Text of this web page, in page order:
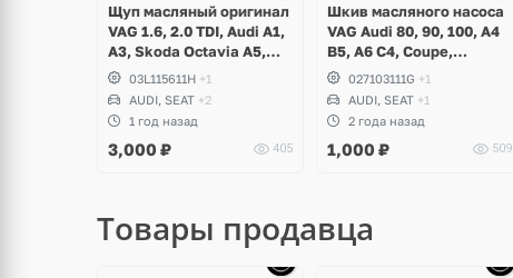
Щуп масляный оригинал
VAG 1.6, 2.0 TDI, Audi A1,
A3, Skoda Octavia A5,
Superb, Yeti, Rapid,
Volkswagen Golf V, VI,
Plus, Jetta, Scirocco,
Caddy, Passat B6, B7,
Polo, Touran, Seat Leon,
03L115611H +1
AUDI, SEAT +2
1 год назад
3,000 ₽ 405
Шкив масляного насоса
VAG Audi 80, 90, 100, A4
B5, A6 C4, Coupe,
Volkswagen Golf 1, 2, 3,
Corrado, Scirocco, Jetta,
Passat B2, B3, B4, B5,
Seat Toledo, Cordoba,
Ibiza
027103111G +1
AUDI, SEAT +1
2 года назад
1,000 ₽ 509
Товары продавца